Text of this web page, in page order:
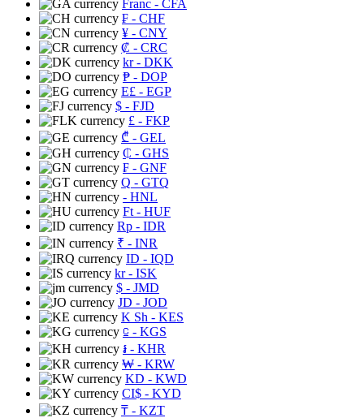
Franc - CFA
₣ - CHF
¥ - CNY
₡ - CRC
kr- DKK
₱ - DOP
E£ - EGP
$ - FJD
£ - FKP
₾ - GEL
₵ - GHS
₣ - GNF
Q - GTQ
- HNL
Ft - HUF
Rp - IDR
₹ - INR
ID - IQD
kr- ISK
$ - JMD
JD - JOD
K Sh - KES
⃀ - KGS
៛ - KHR
₩ - KRW
KD - KWD
CI$ - KYD
₸ - KZT